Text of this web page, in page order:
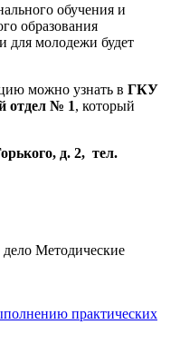
обучения и
образования
для молодежи будет
можно узнать в ГКУ
отдел № 1, который
д. 2, тел.
дело Методические
практических